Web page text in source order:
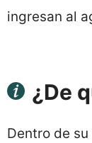
ingresan al
¿De
Dentro de